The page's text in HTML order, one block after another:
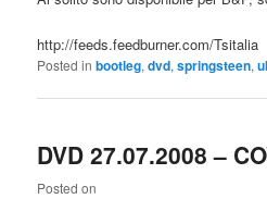
http://feeds.feedburner.com/Tsitalia
Posted in bootleg,dvd,springsteen,
DVD 27.07.2008 –
Posted on